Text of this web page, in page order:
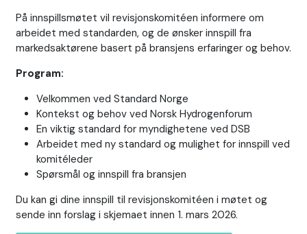
På innspillsmøtet vil revisjonskomitéen informere om
arbeidet med standarden, og de ønsker innspill fra
markedsaktørene basert på bransjens erfaringer og behov.
Program:
Velkommen ved Standard Norge
Kontekst og behov ved Norsk Hydrogenforum
En viktig standard for myndighetene ved DSB
Arbeidet med ny standard og mulighet for innspill ved
komitéleder
Spørsmål og innspill fra bransjen
Du kan gi dine innspill til revisjonskomitéen i møtet og
sende inn forslag i skjemaet innen 1. mars 2026.